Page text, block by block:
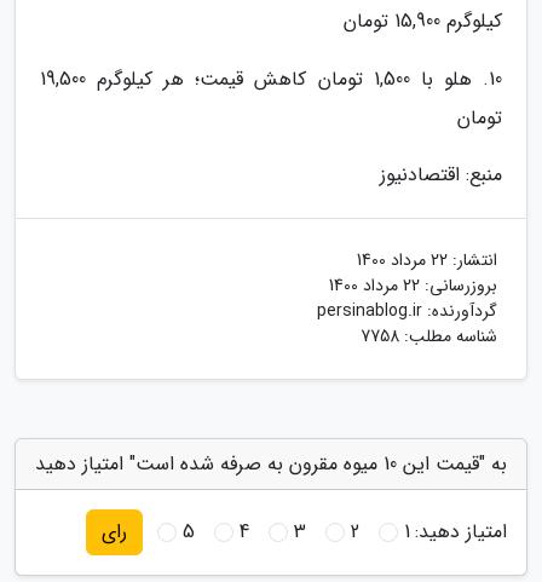
کیلوگرم 15,900 تومان
10. هلو با 1,500 تومان کاهش قیمت؛ هر کیلوگرم 19,500
تومان
منبع: اقتصادنیوز
انتشار: 22 مرداد 1400
بروزرسانی: 22 مرداد 1400
گردآورنده: persinablog.ir
شناسه مطلب: 7758
به "قیمت این 10 میوه مقرون به صرفه شده است" امتیاز دهید
امتیاز دهید:1
2
3
4
5 رای